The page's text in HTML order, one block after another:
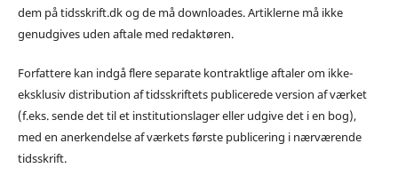
dem på tidsskrift.dk og de må downloades. Artiklerne må ikke
genudgives uden aftale med redaktøren.
Forfattere kan indgå flere separate kontraktlige aftaler om ikke-
eksklusiv distribution af tidsskriftets publicerede version af værket
(f.eks. sende det til et institutionslager eller udgive det i en bog),
med en anerkendelse af værkets første publicering i nærværende
tidsskrift.